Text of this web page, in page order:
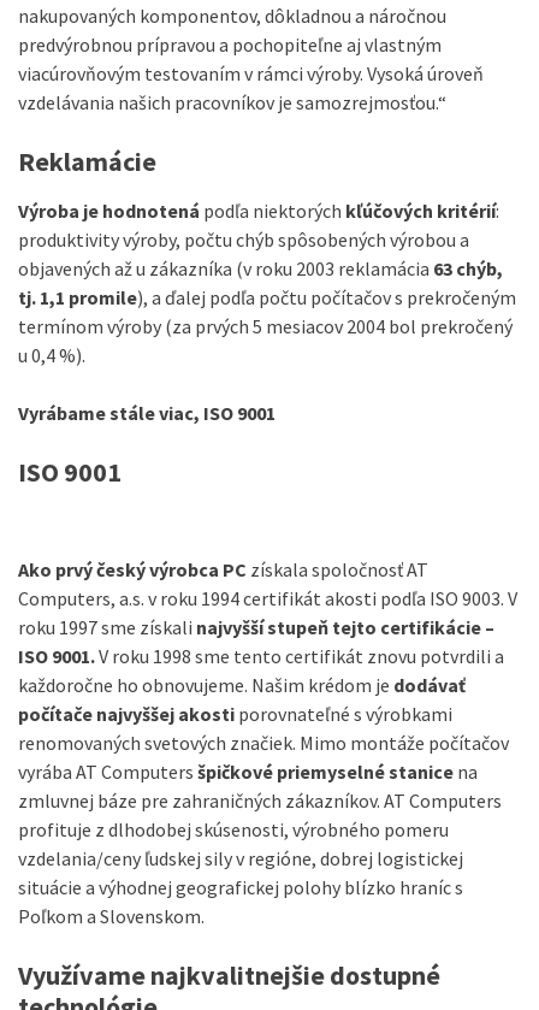
nakupovaných komponentov, dôkladnou a náročnou
predvýrobnou prípravou a pochopiteľne aj vlastným
viacúrovňovým testovaním v rámci výroby. Vysoká úroveň
vzdelávania našich pracovníkov je samozrejmosťou.“
Reklamácie
Výroba je hodnotená podľa niektorých kľúčových kritérií:
produktivity výroby, počtu chýb spôsobených výrobou a
objavených až u zákazníka (v roku 2003 reklamácia 63 chýb,
tj. 1,1 promile), a ďalej podľa počtu počítačov s prekročeným
termínom výroby (za prvých 5 mesiacov 2004 bol prekročený
u 0,4 %).
Vyrábame stále viac, ISO 9001
ISO 9001
Ako prvý český výrobca PC získala spoločnosť AT
Computers, a.s. v roku 1994 certifikát akosti podľa ISO 9003. V
roku 1997 sme získali najvyšší stupeň tejto certifikácie –
ISO 9001.V roku 1998 sme tento certifikát znovu potvrdili a
každoročne ho obnovujeme. Našim krédom je dodávať
počítače najvyššej akosti porovnateľné s výrobkami
renomovaných svetových značiek. Mimo montáže počítačov
vyrába AT Computers špičkové priemyselné stanice na
zmluvnej báze pre zahraničných zákazníkov. AT Computers
profituje z dlhodobej skúsenosti, výrobného pomeru
vzdelania/ceny ľudskej sily v regióne, dobrej logistickej
situácie a výhodnej geografickej polohy blízko hraníc s
Poľkom a Slovenskom.
Využívame najkvalitnejšie dostupné